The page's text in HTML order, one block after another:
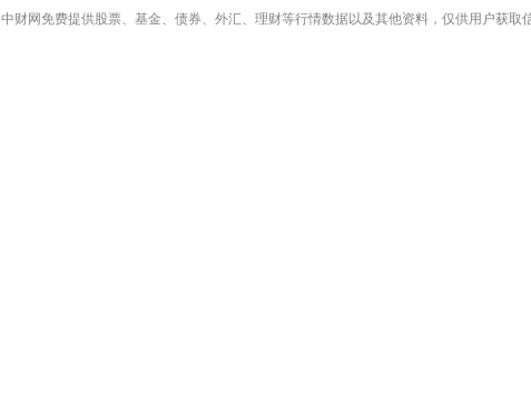
中财网免费提供股票、基金、债券、外汇、理财等行情数据以及其他资料，仅供用户获取信